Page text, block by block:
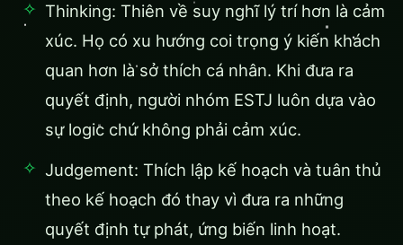
Thinking: Thiên về suy nghĩ lý trí hơn là cảm
xúc. Họ có xu hướng coi trọng ý kiến khách
quan hơn là sở thích cá nhân. Khi đưa ra
quyết định, người nhóm ESTJ luôn dựa vào
sự logic chứ không phải cảm xúc.
Judgement: Thích lập kế hoạch và tuân thủ
theo kế hoạch đó thay vì đưa ra những
quyết định tự phát, ứng biến linh hoạt.